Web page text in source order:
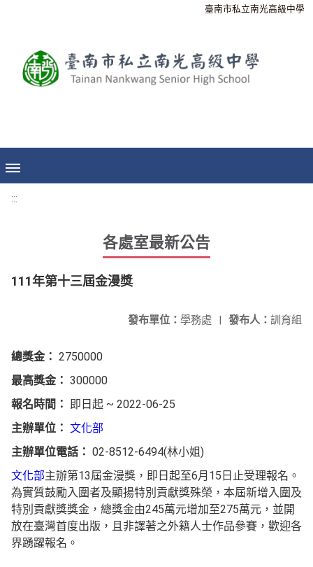
臺南市私立南光高級中學
:::
各處室最新公告
111年第十三屆金漫獎
發布人： 訓育組
發布單位： 學務處 |
總獎金： 2750000
最高獎金： 300000
報名時間： 即日起 ~ 2022-06-25
主辦單位： 文化部
主辦單位電話： 02-8512-6494(林小姐)
文化部主辦第13屆金漫獎，即日起至6月15日止受理報名。
為實質鼓勵入圍者及顯揚特別貢獻獎殊榮，本屆新增入圍及
特別貢獻獎獎金，總獎金由245萬元增加至275萬元，並開
放在臺灣首度出版，且非譯著之外籍人士作品參賽，歡迎各
界踴躍報名。